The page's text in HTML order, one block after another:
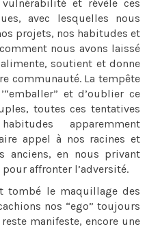
et révèle ces
avec lesquelles nous
projets, nos habitudes et
nous avons laissé
soutient et donne
communauté. La tempête
et d’oublier ce
toutes ces tentatives
apparemment
appel à nos racines et
anciens, en nous privant
affronter l’adversité.
tombé le maquillage des
nos “ego” toujours
manifeste, encore une